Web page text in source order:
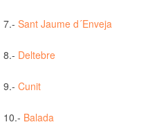
7.- Sant Jaume d´Enveja
8.- Deltebre
9.- Cunit
10.- Balada